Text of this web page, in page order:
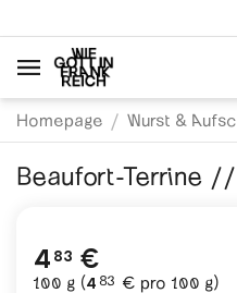
Homepage / Wurst &
Beaufort-Terrine
4 83 €
100 g (483 € pro 100 g)